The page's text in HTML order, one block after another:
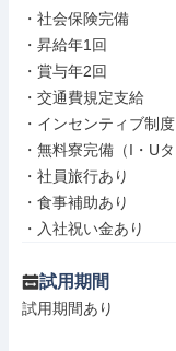
・社会保険完備
・昇給年1回
・賞与年2回
・交通費規定支給
・インセンティブ制度
・無料寮完備（I・Uタ
・社員旅行あり
・食事補助あり
・入社祝い金あり
試用期間
試用期間あり